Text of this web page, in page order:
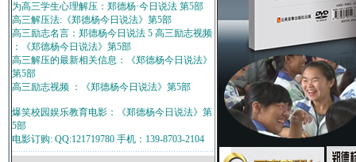
为高三学生心理解压：郑德杨·今日说法 第5部
高三解压法:《郑德杨今日说法》第5部
高三励志名言：郑德杨今日说法 5 高三励志视频
：《郑德杨今日说法》第5部
高三解压的最新相关信息：《郑德杨今日说法》
第5部
高三励志视频 ：《郑德杨今日说法》第5部
爆笑校园娱乐教育电影：《郑德杨今日说法》第
5部
电影订购: QQ:121719780 手机：139-8703-2104